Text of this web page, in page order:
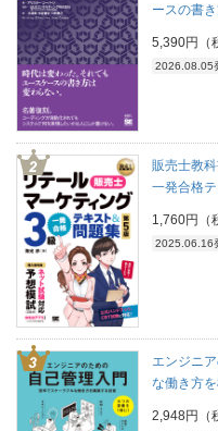
ースの書
5,390円（
2026.08.05
販売士教
一発合格
1,760円（
2025.06.16
エンジニ
な働き方
2,948円（